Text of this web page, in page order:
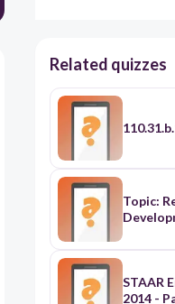
Related quizzes
Topic:
STAAR
2014 -